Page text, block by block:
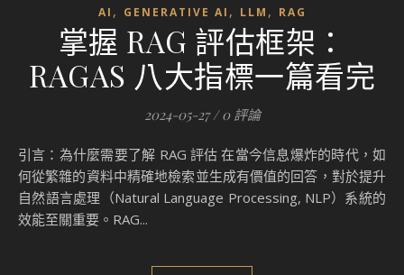
AI , GENERATIVE AI , LLM , RAG
掌握 RAG 評估框架：
RAGAS 八大指標一篇看完
2024-05-27 / 0 評論
引言：為什麼需要了解 RAG 評估 在當今信息爆炸的時代，如
何從繁雜的資料中精確地檢索並生成有價值的回答，對於提升
自然語言處理（Natural Language Processing, NLP）系統的
效能至關重要。RAG...